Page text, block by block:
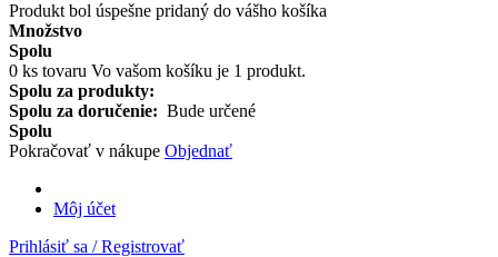
Produkt bol úspešne pridaný do vášho košíka
Množstvo
Spolu
0 ks tovaru Vo vašom košíku je 1 produkt.
Spolu za produkty:
Spolu za doručenie: Bude určené
Spolu
Pokračovať v nákupe Objednať
Môj účet
Prihlásiť sa / Registrovať